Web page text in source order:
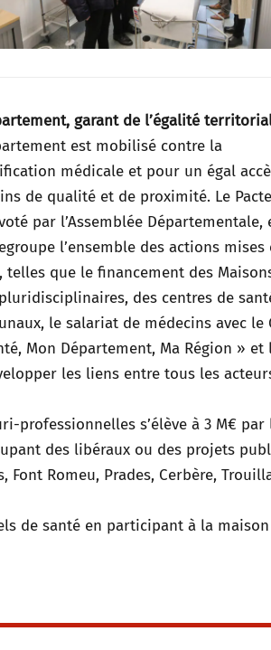
garant de l’égalité
est mobilisé contre la
médicale et pour un égal
de qualité et de proximité. Le Pacte
par l’Assemblée Départementale,
l’ensemble des actions mises
telles que le financement des
des centres de
le salariat de médecins avec le
Mon Département, Ma Région » et
les liens entre tous les
professionnelles s’élève à 3 M€ par
des libéraux ou des projets
Font Romeu, Prades, Cerbère,
de santé en participant à la